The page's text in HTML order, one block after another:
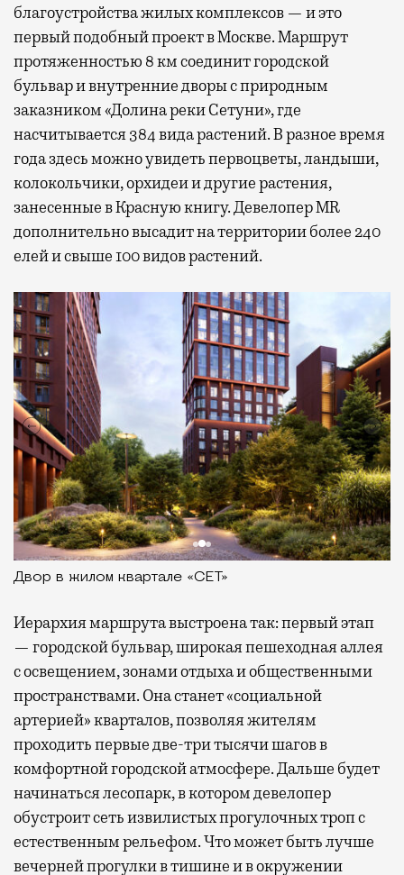
благоустройства жилых комплексов — и это
первый подобный проект в Москве. Маршрут
протяженностью 8 км соединит городской
бульвар и внутренние дворы с природным
заказником «Долина реки Сетуни», где
насчитывается 384 вида растений. В разное время
года здесь можно увидеть первоцветы, ландыши,
колокольчики, орхидеи и другие растения,
занесенные в Красную книгу. Девелопер MR
дополнительно высадит на территории более 240
елей и свыше 100 видов растений.
Двор в жилом квартале «СЕТ»
Иерархия маршрута выстроена так: первый этап
— городской бульвар, широкая пешеходная аллея
с освещением, зонами отдыха и общественными
пространствами. Она станет «социальной
артерией» кварталов, позволяя жителям
проходить первые две-три тысячи шагов в
комфортной городской атмосфере. Дальше будет
начинаться лесопарк, в котором девелопер
обустроит сеть извилистых прогулочных троп с
естественным рельефом. Что может быть лучше
вечерней прогулки в тишине и в окружении